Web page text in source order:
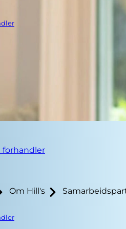
forhandler
Om Hill's